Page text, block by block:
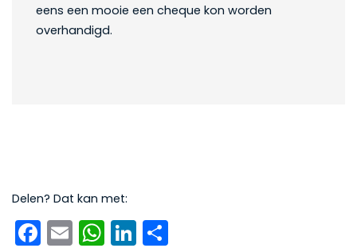
eens een mooie een cheque kon worden
overhandigd.
Delen? Dat kan met:
Facebook
EmailWhatsApp
LinkedIn